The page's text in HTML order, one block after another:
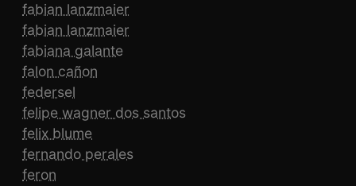
fabian lanzmaier
fabian lanzmaier
fabiana galante
falon cañon
federsel
felipe wagner dos santos
felix blume
fernando perales
feron